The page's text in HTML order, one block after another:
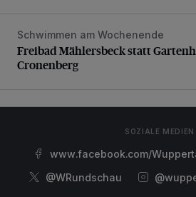
Freibad Mählersbeck statt
Schwimmen am Wochenende
Freibad Mählersbeck statt
Cronenberg
SOZIALE MEDIEN
www.facebook.com/
@WRundschau